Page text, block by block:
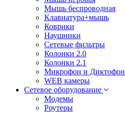
Мышь беспроводная
Клавиатура+мышь
Коврики
Наушники
Сетевые фильтры
Колонки 2.0
Колонки 2.1
Микрофон и Диктофон
WEB камеры
Сетевое оборудование
Модемы
Роутеры